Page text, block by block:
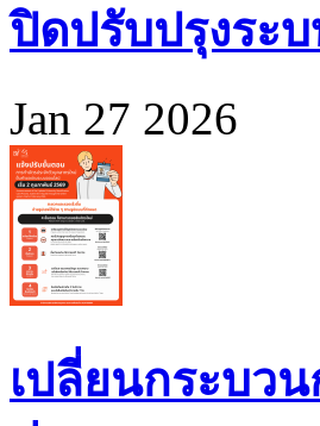
ปิดปรับปรุงระบ
Jan 27 2026
เปลี่ยนกระบว